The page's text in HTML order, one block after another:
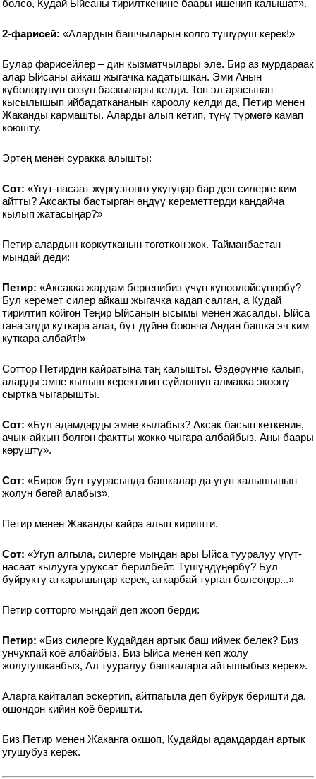
болсо, Кудай Ыйсаны тирилткенине баары ишенип калышат».
2-фарисей: «Алардын башчыларын колго түшүрүш керек!»
Булар фарисейлер – дин кызматчылары эле. Бир аз мурдараак
алар Ыйсаны айкаш жыгачка кадатышкан. Эми Анын
күбөлөрүнүн оозун баскылары келди. Топ эл арасынан
кысылышып ийбадаткананын кароолу келди да, Петир менен
Жаканды кармашты. Аларды алып кетип, түнү түрмөгө камап
коюшту.
Эртең менен суракка алышты:
Сот: «Үгүт-насаат жүргүзгөнгө укугуңар бар деп силерге ким
айтты? Аксакты бастырган өңдүү кереметтерди кандайча
кылып жатасыңар?»
Петир алардын коркутканын тоготкон жок. Тайманбастан
мындай деди:
Петир: «Аксакка жардам бергенибиз үчүн күнөөлөйсүңөрбү?
Бул керемет силер айкаш жыгачка кадап салган, а Кудай
тирилтип койгон Теңир Ыйсанын ысымы менен жасалды. Ыйса
гана элди куткара алат, бүт дүйнө боюнча Андан башка эч ким
куткара албайт!»
Соттор Петирдин кайратына таң калышты. Өздөрүнчө калып,
аларды эмне кылыш керектигин сүйлөшүп алмакка экөөнү
сыртка чыгарышты.
Сот: «Бул адамдарды эмне кылабыз? Аксак басып кеткенин,
ачык-айкын болгон фактты жокко чыгара албайбыз. Аны баары
көрүштү».
Сот: «Бирок бул туурасында башкалар да угуп калышынын
жолун бөгөй алабыз».
Петир менен Жаканды кайра алып киришти.
Сот: «Угуп алгыла, силерге мындан ары Ыйса тууралуу үгүт-
насаат кылууга уруксат берилбейт. Түшүндүңөрбү? Бул
буйрукту аткарышыңар керек, аткарбай турган болсоңор...»
Петир сотторго мындай деп жооп берди:
Петир: «Биз силерге Кудайдан артык баш иймек белек? Биз
унчукпай коё албайбыз. Биз Ыйса менен көп жолу
жолугушканбыз, Ал тууралуу башкаларга айтышыбыз керек».
Аларга кайталап эскертип, айтпагыла деп буйрук беришти да,
ошондон кийин коё беришти.
Биз Петир менен Жаканга окшоп, Кудайды адамдардан артык
угушубуз керек.